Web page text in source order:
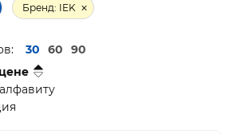
Бренд: IEK
30 60
90